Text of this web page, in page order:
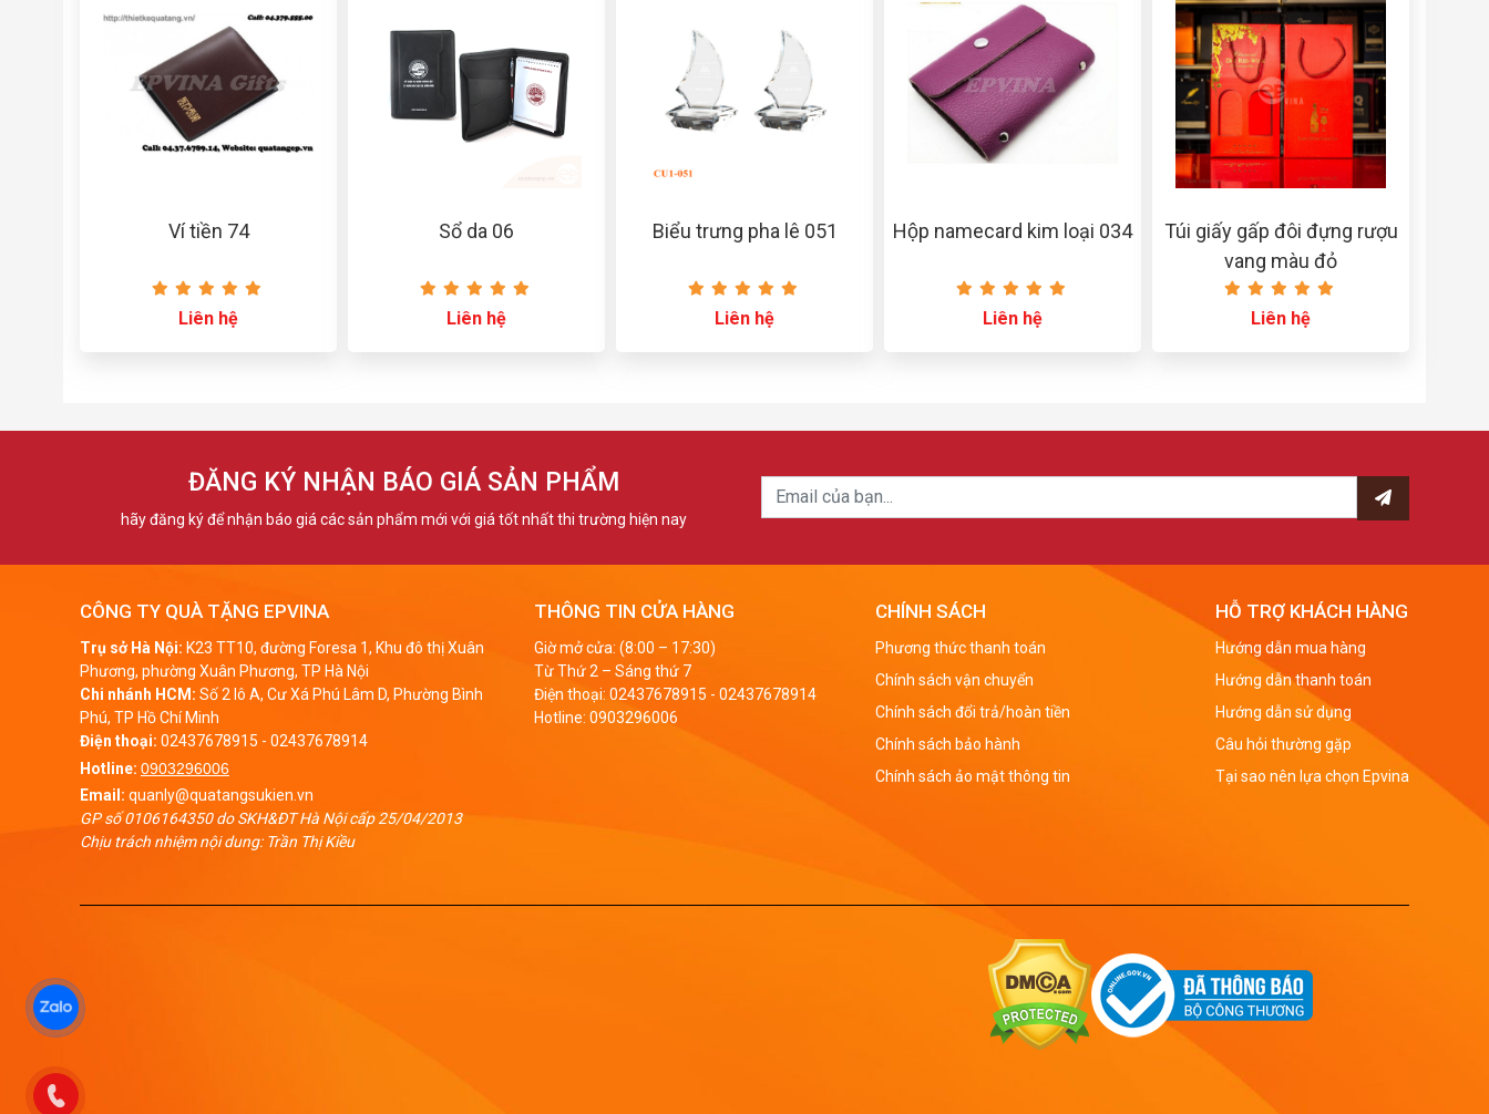
Ví tiền 74
Liên hệ
Sổ da 06
Liên hệ
Biểu trưng pha lê 051
Liên hệ
Hộp namecard kim loại 034
Liên hệ
Túi giấy gấp đôi đựng rượu
vang màu đỏ
Liên hệ
ĐĂNG KÝ NHẬN BÁO GIÁ SẢN PHẨM
hãy đăng ký để nhận báo giá các sản phẩm mới với giá tốt nhất thi trường hiện nay
CÔNG TY QUÀ TẶNG EPVINA
Trụ sở Hà Nội: K23 TT10, đường Foresa 1, Khu đô thị Xuân
Phương, phường Xuân Phương, TP Hà Nội
Chi nhánh HCM: Số 2 lô A, Cư Xá Phú Lâm D, Phường Bình
Phú, TP Hồ Chí Minh
Điện thoại: 02437678915 - 02437678914
Hotline: 0903296006
Email: quanly@quatangsukien.vn
GP số 0106164350 do SKH&ĐT Hà Nội cấp 25/04/2013
Chịu trách nhiệm nội dung: Trần Thị Kiều
THÔNG TIN CỬA HÀNG
Giờ mở cửa: (8:00 – 17:30)
Từ Thứ 2 – Sáng thứ 7
Điện thoại: 02437678915 - 02437678914
Hotline: 0903296006
CHÍNH SÁCH
Phương thức thanh toán
Chính sách vận chuyển
Chính sách đổi trả/hoàn tiền
Chính sách bảo hành
Chính sách ảo mật thông tin
HỖ TRỢ KHÁCH HÀNG
Hướng dẫn mua hàng
Hướng dẫn thanh toán
Hướng dẫn sử dụng
Câu hỏi thường gặp
Tại sao nên lựa chọn Epvina